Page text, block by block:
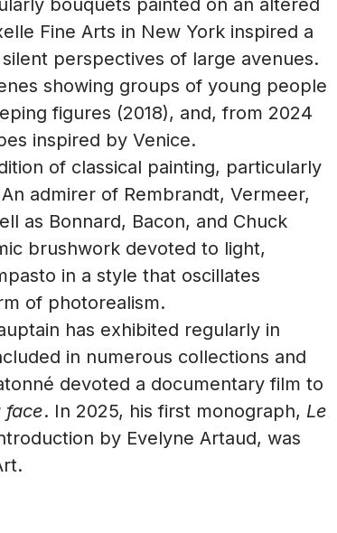
bouquets painted on an altered
Fine Arts in New York inspired a
perspectives of large avenues.
showing groups of young people
figures (2018), and, from 2024
inspired by Venice.
of classical painting, particularly
admirer of Rembrandt, Vermeer,
as Bonnard, Bacon, and Chuck
brushwork devoted to light,
in a style that oscillates
of photorealism.
has exhibited regularly in
in numerous collections and
devoted a documentary film to
face. In 2025, his first monograph, Le
by Evelyne Artaud, was